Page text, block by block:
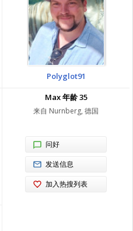
Polyglot91
Max 年龄 35
来自 Nurnberg, 德国
问好
发送信息
加入热搜列表